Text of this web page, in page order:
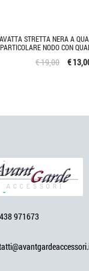
STRETTA NERA A
PARTICOLARE NODO CON
€ 19,00 €
971673